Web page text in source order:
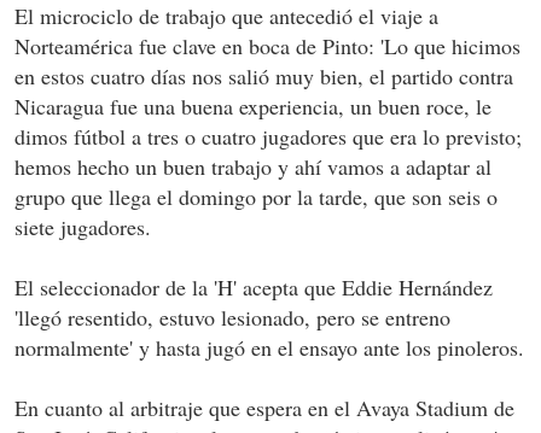
El microciclo de trabajo que antecedió el viaje a
Norteamérica fue clave en boca de Pinto: 'Lo que hicimos
en estos cuatro días nos salió muy bien, el partido contra
Nicaragua fue una buena experiencia, un buen roce, le
dimos fútbol a tres o cuatro jugadores que era lo previsto;
hemos hecho un buen trabajo y ahí vamos a adaptar al
grupo que llega el domingo por la tarde, que son seis o
siete jugadores.
El seleccionador de la 'H' acepta que Eddie Hernández
'llegó resentido, estuvo lesionado, pero se entreno
normalmente' y hasta jugó en el ensayo ante los pinoleros.
En cuanto al arbitraje que espera en el Avaya Stadium de